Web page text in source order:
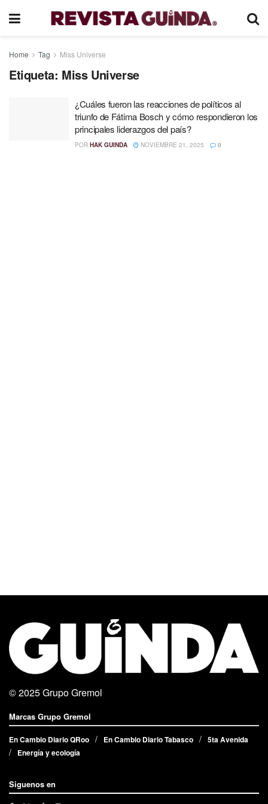
Home Tag Miss Universe
Etiqueta: Miss Universe
¿Cuáles fueron las reacciones de políticos al
triunfo de Fátima Bosch y cómo respondieron los
principales liderazgos del país?
POR HAK GUINDA NOVIEMBRE 21, 2025 0
© 2025Grupo Gremol
Marcas Grupo Gremol
En Cambio Diario QRoo En Cambio Diario Tabasco
5ta Avenida
Energía y ecología
Siguenos en